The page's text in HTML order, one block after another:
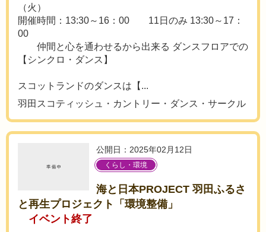
（火）
開催時間：13:30～16：00 11日のみ 13:30～17：
00
仲間と心を通わせるから出来る ダンスフロアでの
【シンクロ・ダンス】
スコットランドのダンスは【...
羽田スコティッシュ・カントリー・ダンス・サークル
公開日：2025年02月12日
くらし・環境
海と日本PROJECT 羽田ふるさ
と再生プロジェクト「環境整備」
イベント終了